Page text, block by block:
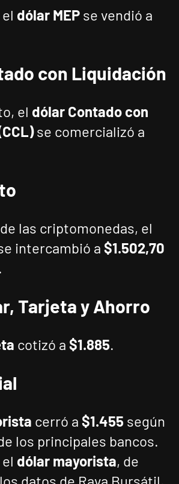
dólar MEP se vendió a
con Liquidación
el dólar Contado con
se comercializó a
las criptomonedas, el
intercambió a $1.502,70
Tarjeta y Ahorro
cotizó a $1.885.
cerró a $1.455 según
los principales bancos.
dólar mayorista, de